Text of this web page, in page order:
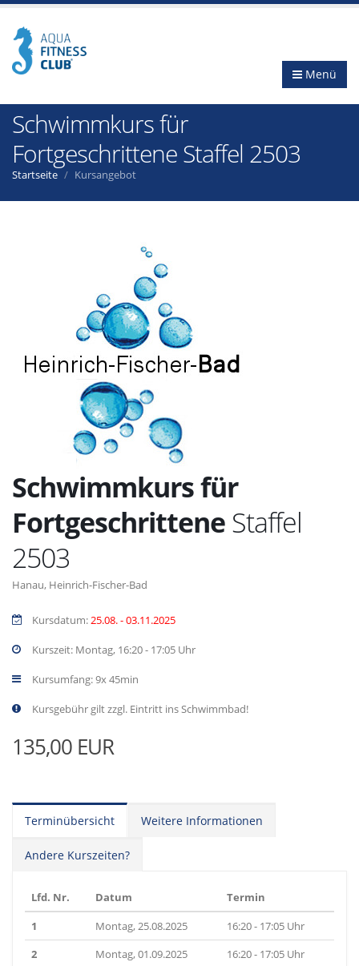
Menü
Schwimmkurs für
Fortgeschrittene Staffel 2503
Startseite Kursangebot
Schwimmkurs für
FortgeschritteneStaffel
2503
Hanau, Heinrich-Fischer-Bad
Kursdatum:25.08. - 03.11.2025
Kurszeit: Montag, 16:20 - 17:05 Uhr
Kursumfang: 9x 45min
Kursgebühr gilt zzgl. Eintritt ins Schwimmbad!
135,00 EUR
Terminübersicht Weitere Informationen
Andere Kurszeiten?
Lfd. Nr. Datum
Termin
1
Montag, 25.08.2025
16:20 - 17:05 Uhr
2
Montag, 01.09.2025
16:20 - 17:05 Uhr